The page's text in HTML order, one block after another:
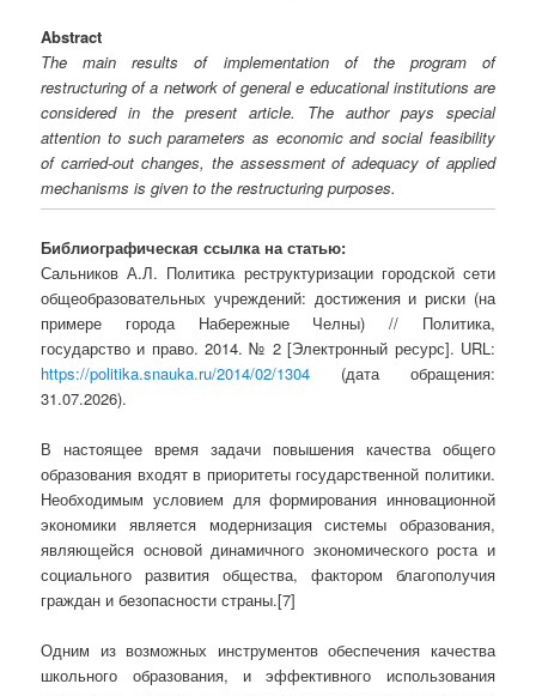
Abstract
The main results of implementation of the program of
restructuring of a network of general e educational institutions are
considered in the present article. The author pays special
attention to such parameters as economic and social feasibility
of carried-out changes, the assessment of adequacy of applied
mechanisms is given to the restructuring purposes.
Библиографическая ссылка на статью:
Сальников А.Л. Политика реструктуризации городской сети
общеобразовательных учреждений: достижения и риски (на
примере города Набережные Челны) // Политика,
государство и право. 2014. № 2 [Электронный ресурс]. URL:
https://politika.snauka.ru/2014/02/1304 (дата обращения:
31.07.2026).
В настоящее время задачи повышения качества общего
образования входят в приоритеты государственной политики.
Необходимым условием для формирования инновационной
экономики является модернизация системы образования,
являющейся основой динамичного экономического роста и
социального развития общества, фактором благополучия
граждан и безопасности страны.[7]
Одним из возможных инструментов обеспечения качества
школьного образования, и эффективного использования